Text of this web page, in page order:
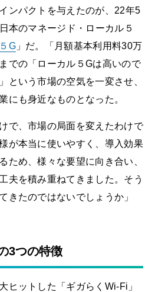
ンパクトを与えたのが、22年5
本のマネージド・ローカル５
G」だ。「月額基本利用料30万
での「ローカル５Gは高いので
という市場の空気を一変させ、
にも身近なものとなった。
で、市場の局面を変えたわけで
が本当に使いやすく、導入効果
ため、様々な要望に向き合い、
夫を積み重ねてきました。そう
きたのではないでしょうか」
3つの特徴
ヒットした「ギガらくWi-Fi」